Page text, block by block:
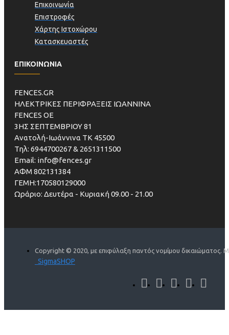
Επικοινωνία
Επιστροφές
Χάρτης Ιστοχώρου
Κατασκευαστές
ΕΠΙΚΟΙΝΩΝΙΑ
FENCES.GR
ΗΛΕΚΤΡΙΚΕΣ ΠΕΡΙΦΡΑΞΕΙΣ ΙΩΑΝΝΙΝΑ
FENCES OE
3ΗΣ ΣΕΠΤΕΜΒΡΙΟΥ 81
Ανατολή-Ιωάννινα ΤΚ 45500
Τηλ: 6944700267 & 2651311500
Email: info@fences.gr
ΑΦΜ 802131384
ΓΕΜΗ:170580129000
Ωράριο: Δευτέρα - Κυριακή 09.00 - 21.00
Copyright © 2020, με επιφύλαξη παντός νομίμου δικαιώματος.
SigmaSHOP